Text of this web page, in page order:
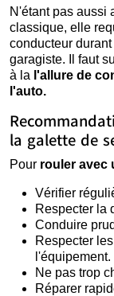
N'étant pas aussi
classique, elle
conducteur
garagiste. Il faut
à la l'allure de
l'auto.
la galette de
Pour rouler avec
Vérifier
Respecter la
Conduire
Respecter
l'équipement.
Ne pas trop
Réparer